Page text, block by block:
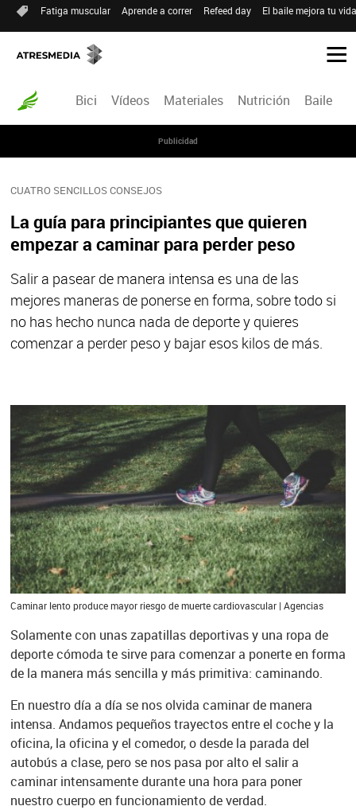
Fatiga muscular Aprende a correr Refeed day El baile mejora tu
Bici Vídeos Materiales Nutrición Baile
Publicidad
CUATRO SENCILLOS CONSEJOS
La guía para principiantes que quieren
empezar a caminar para perder peso
Salir a pasear de manera intensa es una de las
mejores maneras de ponerse en forma, sobre todo si
no has hecho nunca nada de deporte y quieres
comenzar a perder peso y bajar esos kilos de más.
Caminar lento produce mayor riesgo de muerte cardiovascular | Agencias
Solamente con unas zapatillas deportivas y una ropa de
deporte cómoda te sirve para comenzar a ponerte en forma
de la manera más sencilla y más primitiva: caminando.
En nuestro día a día se nos olvida caminar de manera
intensa. Andamos pequeños trayectos entre el coche y la
oficina, la oficina y el comedor, o desde la parada del
autobús a clase, pero se nos pasa por alto el salir a
caminar intensamente durante una hora para poner
nuestro cuerpo en funcionamiento de verdad.